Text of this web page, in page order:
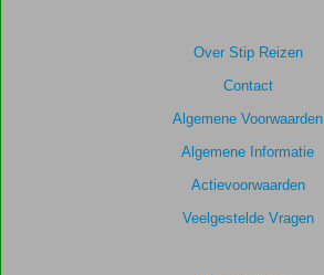
Over Stip Reizen
Contact
Algemene Voorwaarden
Algemene Informatie
Actievoorwaarden
Veelgestelde Vragen